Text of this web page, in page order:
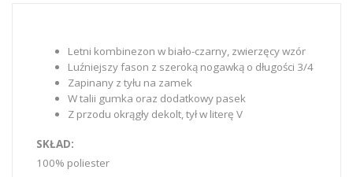
Letni kombinezon w biało-czarny, zwierzęcy wzór
Luźniejszy fason z szeroką nogawką o długości 3/4
Zapinany z tyłu na zamek
W talii gumka oraz dodatkowy pasek
Z przodu okrągły dekolt, tył w literę V
SKŁAD:
100% poliester